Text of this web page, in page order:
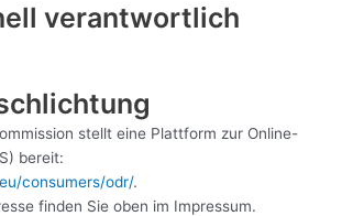
verantwortlich
stellt eine Plattform zur Online-
bereit:
consumers/odr/.
finden Sie oben im Impressum.